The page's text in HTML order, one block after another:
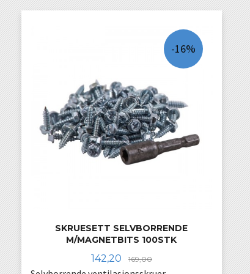
SKRUESETT SELVBORRENDE
M/MAGNETBITS 100STK
Tilbud
142,20 169,00Rabatt
-16%